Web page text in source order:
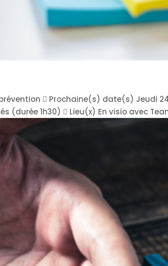
 Prochaine(s) date(s) Jeudi
1h30)  Lieu(x) En visio avec